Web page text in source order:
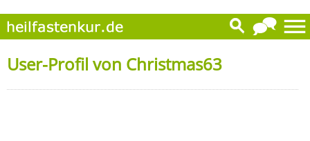
User-Profil von Christmas63